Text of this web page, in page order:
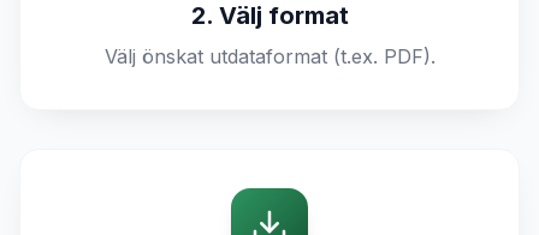
2. Välj format
Välj önskat utdataformat (t.ex. PDF).